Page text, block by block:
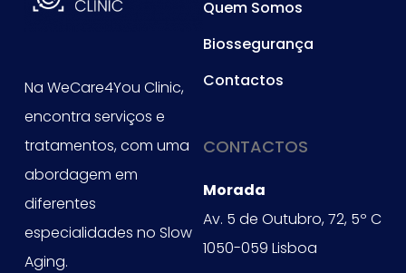
Na WeCare4You Clinic,
encontra serviços e
tratamentos, com uma
abordagem em
diferentes
especialidades no Slow
Aging.
Quem Somos
Biossegurança
Contactos
CONTACTOS
Morada
Av. 5 de Outubro, 72, 5º C
1050-059 Lisboa